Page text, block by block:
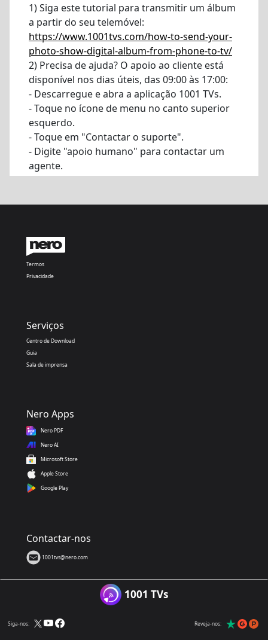
1) Siga este tutorial para transmitir um álbum
a partir do seu telemóvel:
https://www.1001tvs.com/how-to-send-your-
photo-show-digital-album-from-phone-to-tv/
2) Precisa de ajuda? O apoio ao cliente está
disponível nos dias úteis, das 09:00 às 17:00:
- Descarregue e abra a aplicação 1001 TVs.
- Toque no ícone de menu no canto superior
esquerdo.
- Toque em "Contactar o suporte".
- Digite "apoio humano" para contactar um
agente.
Termos
Privacidade
Serviços
Centro de Download
Guia
Sala de imprensa
Nero Apps
Nero PDF
Nero AI
Microsoft Store
Apple Store
Google Play
Contactar-nos
1001tvs@nero.com
1001 TVs
Siga-nos: Reveja-nos: